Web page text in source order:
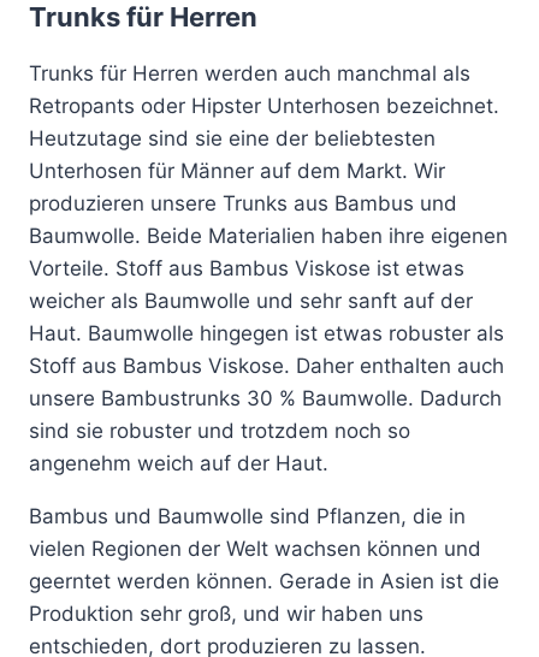
Trunks für Herren
Trunks für Herren werden auch manchmal als
Retropants oder Hipster Unterhosen bezeichnet.
Heutzutage sind sie eine der beliebtesten
Unterhosen für Männer auf dem Markt. Wir
produzieren unsere Trunks aus Bambus und
Baumwolle. Beide Materialien haben ihre eigenen
Vorteile. Stoff aus Bambus Viskose ist etwas
weicher als Baumwolle und sehr sanft auf der
Haut. Baumwolle hingegen ist etwas robuster als
Stoff aus Bambus Viskose. Daher enthalten auch
unsere Bambustrunks 30 % Baumwolle. Dadurch
sind sie robuster und trotzdem noch so
angenehm weich auf der Haut.
Bambus und Baumwolle sind Pflanzen, die in
vielen Regionen der Welt wachsen können und
geerntet werden können. Gerade in Asien ist die
Produktion sehr groß, und wir haben uns
entschieden, dort produzieren zu lassen.